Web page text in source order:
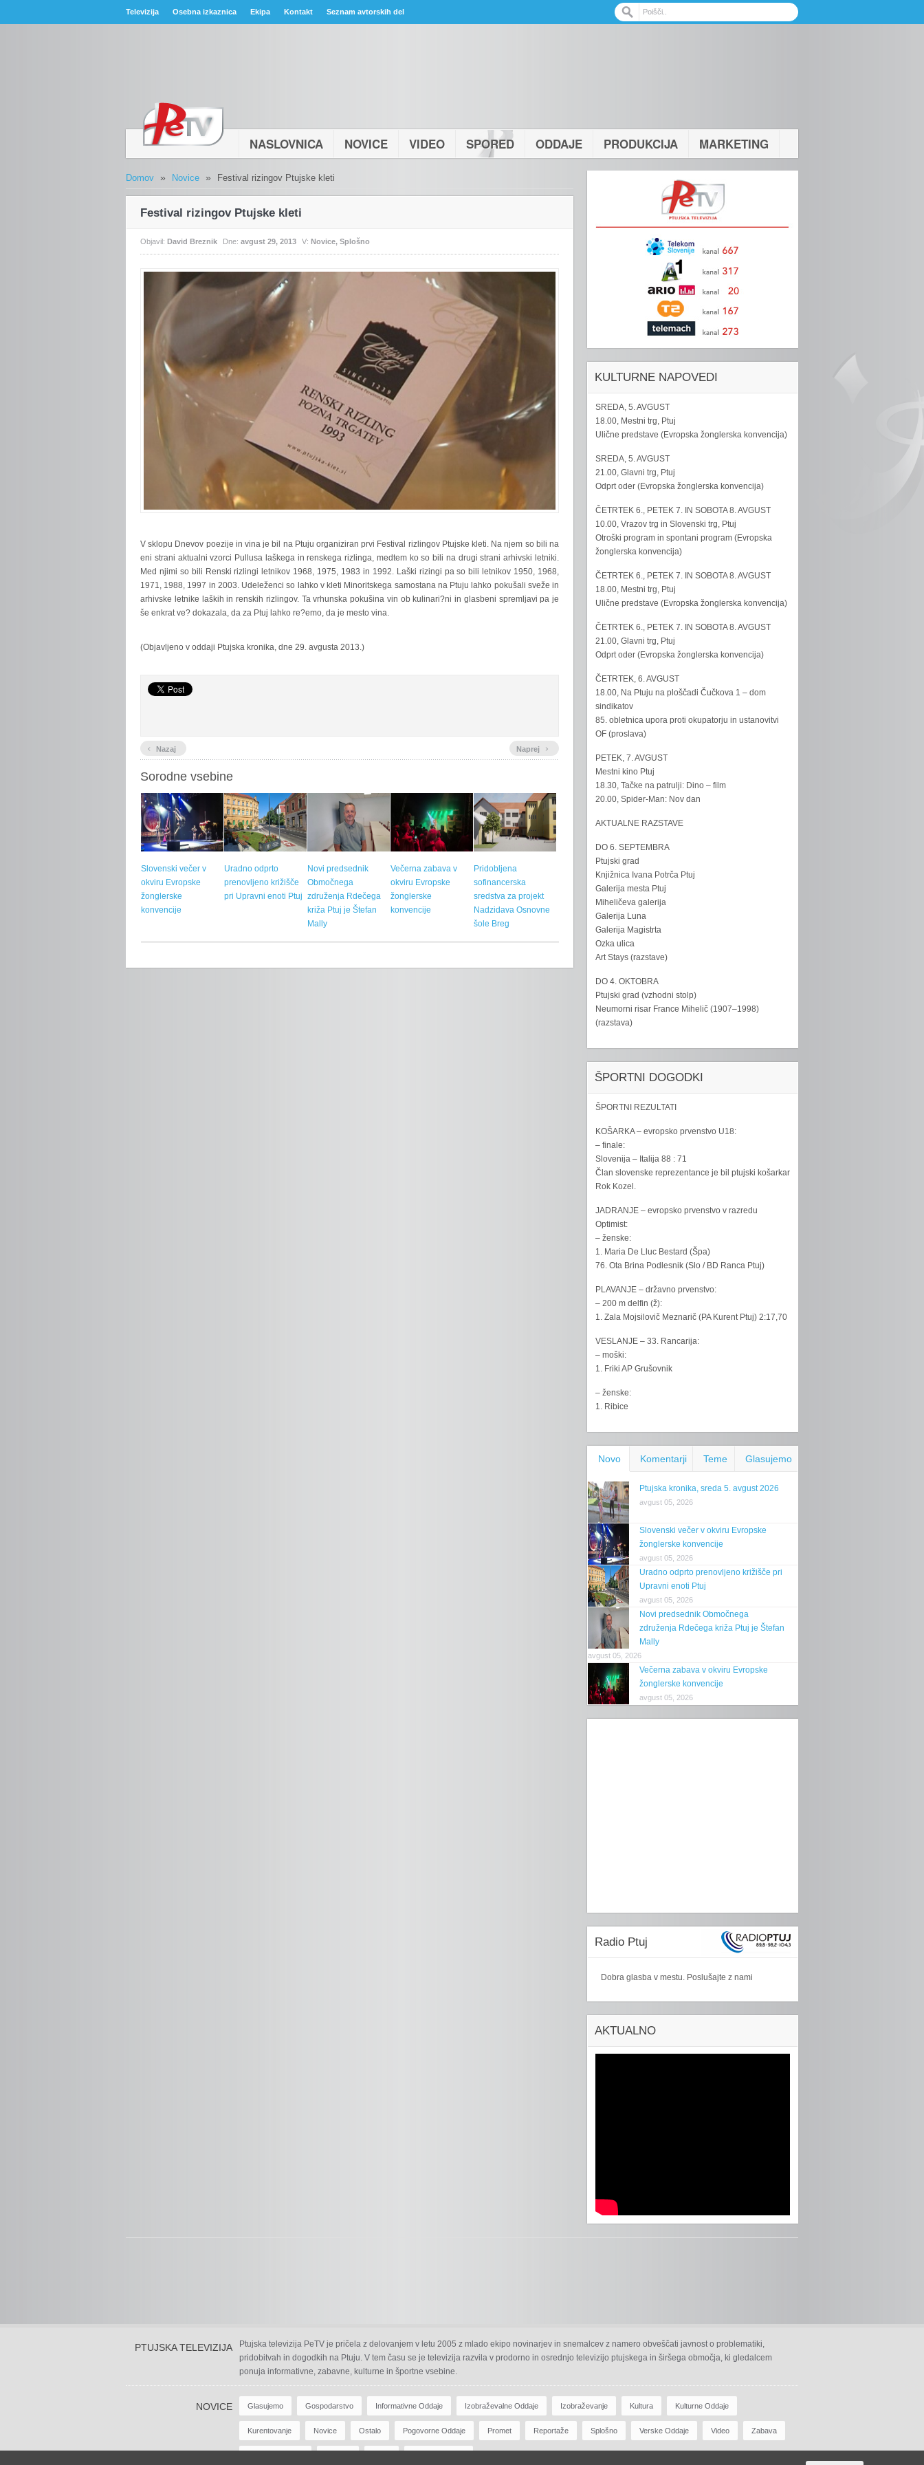
Televizija Osebna izkaznica Ekipa Kontakt Seznam avtorskih del
NASLOVNICA NOVICE VIDEO SPORED ODDAJE PRODUKCIJA MARKETING
Domov » Novice » Festival rizingov Ptujske kleti
Festival rizingov Ptujske kleti
Objavil: David Breznik Dne: avgust 29, 2013 V: Novice, Splošno
Vsklopu Dnevov poezije in vina je bil na Ptuju organiziran prvi Festival rizlingov Ptujske kleti. Na njem so bili na
eni strani aktualni vzorci Pullusa laškega in renskega rizlinga, medtem ko so bili na drugi strani arhivski letniki.
Med njimi so bili Renski rizlingi letnikov 1968, 1975, 1983 in 1992. Laški rizingi pa so bili letnikov 1950, 1968,
1971, 1988, 1997 in 2003. Udeleženci so lahko v kleti Minoritskega samostana na Ptuju lahko pokušali sveže in
arhivske letnike laških in renskih rizlingov. Ta vrhunska pokušina vin ob kulinari?ni in glasbeni spremljavi pa je
še enkrat ve? dokazala, da za Ptuj lahko re?emo, da je mesto vina.
(Objavljeno v oddaji Ptujska kronika, dne 29. avgusta 2013.)
‹ Nazaj Naprej ›
Sorodne vsebine
Slovenski večer v
okviru Evropske
žonglerske
konvencije
Uradno odprto
prenovljeno križišče
pri Upravni enoti Ptuj
Novi predsednik
Območnega
združenja Rdečega
križa Ptuj je Štefan
Mally
Večerna zabava v
okviru Evropske
žonglerske
konvencije
Pridobljena
sofinancerska
sredstva za projekt
Nadzidava Osnovne
šole Breg
KULTURNE NAPOVEDI
SREDA, 5. AVGUST
18.00, Mestni trg, Ptuj
Ulične predstave (Evropska žonglerska konvencija)
SREDA, 5. AVGUST
21.00, Glavni trg, Ptuj
Odprt oder (Evropska žonglerska konvencija)
ČETRTEK 6., PETEK 7. IN SOBOTA 8. AVGUST
10.00, Vrazov trg in Slovenski trg, Ptuj
Otroški program in spontani program (Evropska
žonglerska konvencija)
ČETRTEK 6., PETEK 7. IN SOBOTA 8. AVGUST
18.00, Mestni trg, Ptuj
Ulične predstave (Evropska žonglerska konvencija)
ČETRTEK 6., PETEK 7. IN SOBOTA 8. AVGUST
21.00, Glavni trg, Ptuj
Odprt oder (Evropska žonglerska konvencija)
ČETRTEK, 6. AVGUST
18.00, Na Ptuju na ploščadi Čučkova 1 – dom
sindikatov
85. obletnica upora proti okupatorju in ustanovitvi
OF (proslava)
PETEK, 7. AVGUST
Mestni kino Ptuj
18.30, Tačke na patrulji: Dino – film
20.00, Spider-Man: Nov dan
AKTUALNE RAZSTAVE
DO 6. SEPTEMBRA
Ptujski grad
Knjižnica Ivana Potrča Ptuj
Galerija mesta Ptuj
Miheličeva galerija
Galerija Luna
Galerija Magistrta
Ozka ulica
Art Stays (razstave)
DO 4. OKTOBRA
Ptujski grad (vzhodni stolp)
Neumorni risar France Mihelič (1907–1998)
(razstava)
ŠPORTNI DOGODKI
ŠPORTNI REZULTATI
KOŠARKA – evropsko prvenstvo U18:
– finale:
Slovenija – Italija 88 : 71
Član slovenske reprezentance je bil ptujski košarkar
Rok Kozel.
JADRANJE – evropsko prvenstvo v razredu
Optimist:
– ženske:
1. Maria De Lluc Bestard (Špa)
76. Ota Brina Podlesnik (Slo / BD Ranca Ptuj)
PLAVANJE – državno prvenstvo:
– 200 m delfin (ž):
1. Zala Mojsilovič Meznarič (PA Kurent Ptuj) 2:17,70
VESLANJE – 33. Rancarija:
– moški:
1. Friki AP Grušovnik
– ženske:
1. Ribice
Novo Komentarji Teme Glasujemo
Ptujska kronika, sreda 5. avgust 2026
avgust 05, 2026
Slovenski večer v okviru Evropske
žonglerske konvencije
avgust 05, 2026
Uradno odprto prenovljeno križišče pri
Upravni enoti Ptuj
avgust 05, 2026
Novi predsednik Območnega
združenja Rdečega križa Ptuj je Štefan
Mally
avgust 05, 2026
Večerna zabava v okviru Evropske
žonglerske konvencije
avgust 05, 2026
Radio Ptuj
Dobra glasba v mestu. Poslušajte z nami
AKTUALNO
PTUJSKA TELEVIZIJA
Ptujska televizija PeTV je pričela z delovanjem v letu 2005 z mlado ekipo novinarjev in snemalcev z namero obveščati javnost o problematiki,
pridobitvah in dogodkih na Ptuju. V tem času se je televizija razvila v prodorno in osrednjo televizijo ptujskega in širšega območja, ki gledalcem
ponuja informativne, zabavne, kulturne in športne vsebine.
NOVICE Glasujemo Gospodarstvo Informativne Oddaje Izobraževalne Oddaje Izobraževanje Kultura Kulturne Oddaje
Kurentovanje Novice Ostalo Pogovorne Oddaje Promet Reportaže Splošno Verske Oddaje Video Zabava